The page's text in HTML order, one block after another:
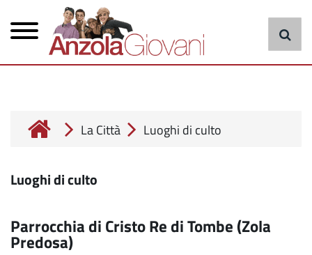
contenuto
principale
principale
cerca
La Città Luoghi di culto
Luoghi di culto
Parrocchia di Cristo Re di Tombe (Zola
Predosa)